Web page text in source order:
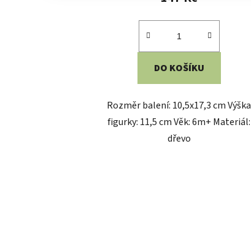
DO KOŠÍKU
Rozměr balení: 10,5x17,3 cm Výška
figurky: 11,5 cm Věk: 6m+ Materiál:
dřevo